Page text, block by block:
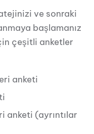
ve sonraki
başlamanız
çeşitli anketler
anketi
(ayrıntılar